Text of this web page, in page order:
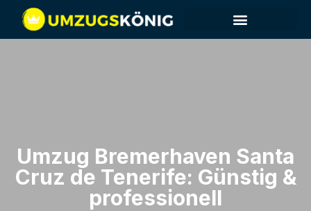
Umzug Bremerhaven​ Santa
Cruz de Tenerife: Günstig &
professionell​